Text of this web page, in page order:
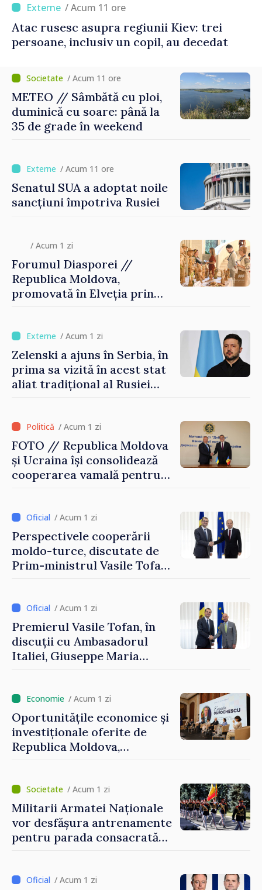
/ Acum 11 ore
Atac rusesc asupra regiunii Kiev: trei
persoane, inclusiv un copil, au decedat
/ Acum 11 ore
METEO // Sâmbătă cu ploi,
duminică cu soare: până la
35 de grade în weekend
/ Acum 11 ore
Senatul SUA a adoptat noile
sancțiuni împotriva Rusiei
/ Acum 1 zi
Forumul Diasporei //
Republica Moldova,
promovată în Elveția prin
/ Acum 1 zi
Zelenski a ajuns în Serbia, în
prima sa vizită în acest stat
aliat tradițional al Rusiei
/ Acum 1 zi
FOTO // Republica Moldova
și Ucraina își consolidează
cooperarea vamală pentru
Reuniune la Moghiliov-
Podolsk
/ Acum 1 zi
Perspectivele cooperării
moldo-turce, discutate de
Prim-ministrul Vasile Tofan
/ Acum 1 zi
Premierul Vasile Tofan, în
discuții cu Ambasadorul
Italiei, Giuseppe Maria
/ Acum 1 zi
Oportunitățile economice și
investiționale oferite de
Republica Moldova,
Forumul Diasporei
/ Acum 1 zi
Militarii Armatei Naționale
vor desfășura antrenamente
pentru parada consacrată
/ Acum 1 zi